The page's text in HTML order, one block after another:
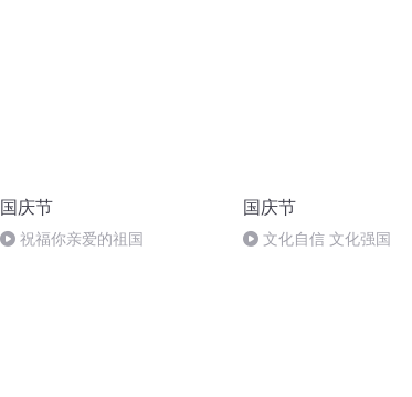
国庆节
祝福你亲爱的祖国
国庆节
文化自信 文化强国